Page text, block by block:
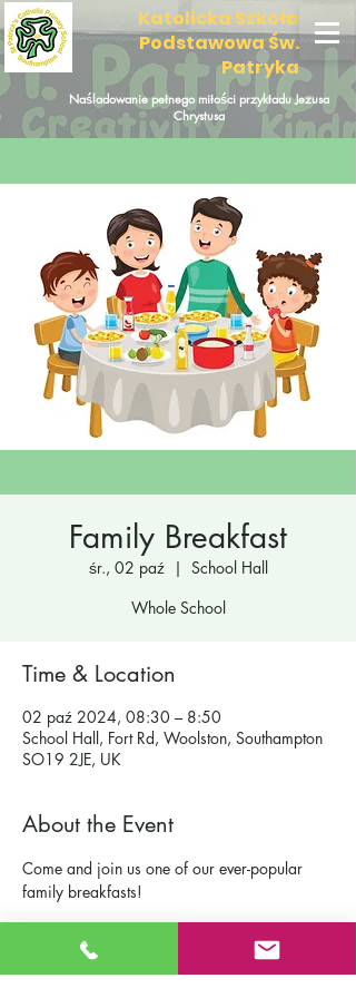
Katolicka Szkoła
Podstawowa Św.
Patryka
Naśladowanie pełnego miłości przykładu Jezusa
Chrystusa
Family Breakfast
śr., 02 paź
  |
School Hall
Whole School
Time & Location
02 paź 2024, 08:30 – 8:50
School Hall, Fort Rd, Woolston, Southampton
SO19 2JE, UK
About the Event
Come and join us one of our ever-popular
family breakfasts!